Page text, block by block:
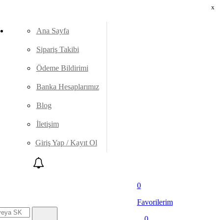
x
Ana Sayfa
Sipariş Takibi
Ödeme Bildirimi
Banka Hesaplarımız
Blog
İletişim
Giriş Yap / Kayıt Ol
0
Favorilerim